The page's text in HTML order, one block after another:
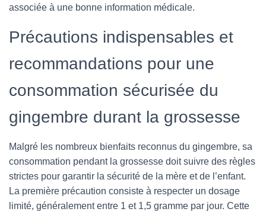
associée à une bonne information médicale.
Précautions indispensables et
recommandations pour une
consommation sécurisée du
gingembre durant la grossesse
Malgré les nombreux bienfaits reconnus du gingembre, sa
consommation pendant la grossesse doit suivre des règles
strictes pour garantir la sécurité de la mère et de l’enfant.
La première précaution consiste à respecter un dosage
limité, généralement entre 1 et 1,5 gramme par jour. Cette